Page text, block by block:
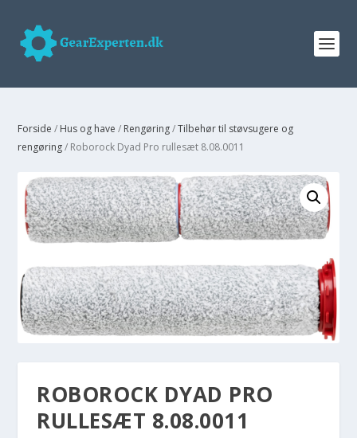
Forside / Hus og have / Rengøring/Tilbehør til støvsugere og
rengøring/ Roborock Dyad Pro rullesæt 8.08.0011
ROBOROCK DYAD PRO
RULLESÆT 8.08.0011